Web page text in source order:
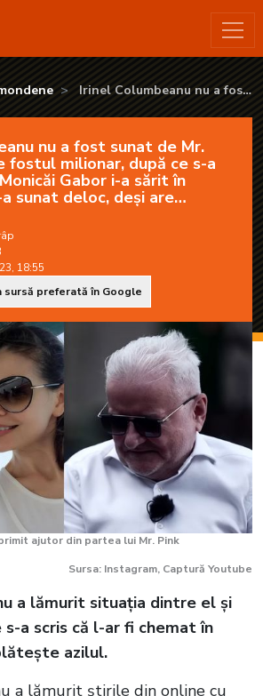
a fost sunat de Mr. Pink! Ce spune
Irinel Columbeanu nu a fost
scris că soțul Monicăi Gabor i-a
sărit în ajutor: „Nu m-a sunat
deloc, deși are telefonul meu”
nu a fost sunat de Mr.
fostul milionar, după ce s-a
Gabor i-a sărit în
sunat deloc, deși are
18:55
sursă preferată în Google
ajutor din partea lui Mr. Pink
Sursa: Instagram, Captură Youtube
a lămurit situația dintre el și
s-a scris că l-ar fi chemat în
azilul.
a lămurit știrile din online cu